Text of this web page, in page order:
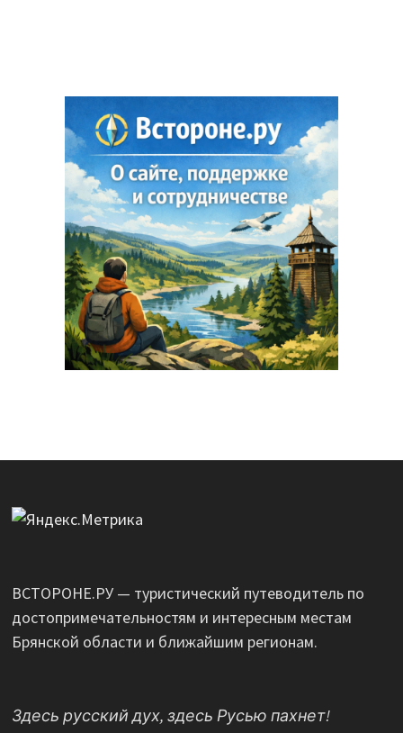
ВСТОРОНЕ.РУ — туристический путеводитель по
достопримечательностям и интересным местам
Брянской области и ближайшим регионам.
Здесь русский дух, здесь Русью пахнет!